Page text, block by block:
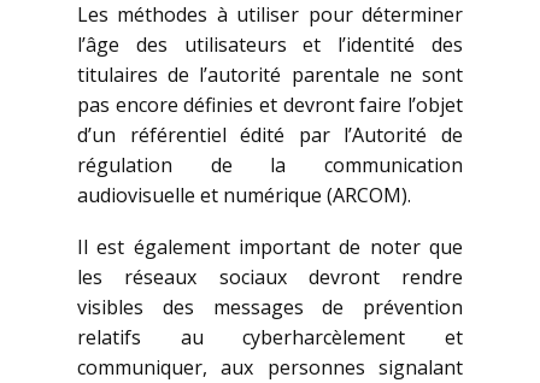
Les méthodes à utiliser pour déterminer
l’âge des utilisateurs et l’identité des
titulaires de l’autorité parentale ne sont
pas encore définies et devront faire l’objet
d’un référentiel édité par l’Autorité de
régulation de la communication
audiovisuelle et numérique (ARCOM).
Il est également important de noter que
les réseaux sociaux devront rendre
visibles des messages de prévention
relatifs au cyberharcèlement et
communiquer, aux personnes signalant